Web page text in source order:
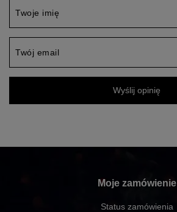
Twoje imię
Twój email
Wyślij opinię
Moje zamówienie
Status zamówienia